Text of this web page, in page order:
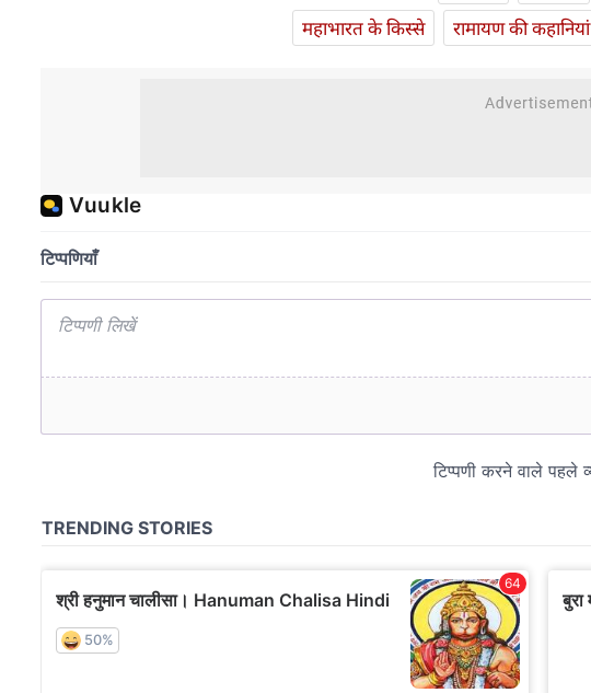
महाभारत के किस्से
रामायण की कहानियां